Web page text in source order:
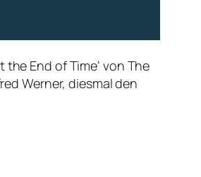
the End of Time‘ von The
Werner, diesmal den